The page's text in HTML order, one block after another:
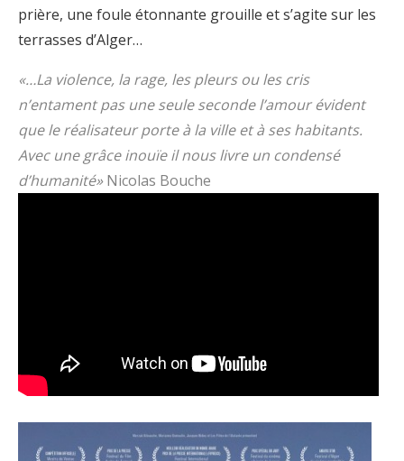
prière, une foule étonnante grouille et s’agite sur les
terrasses d’Alger…
«…La violence, la rage, les pleurs ou les cris
n’entament pas une seule seconde l’amour évident
que le réalisateur porte à la ville et à ses habitants.
Avec une grâce inouïe il nous livre un condensé
d’humanité»Nicolas Bouche